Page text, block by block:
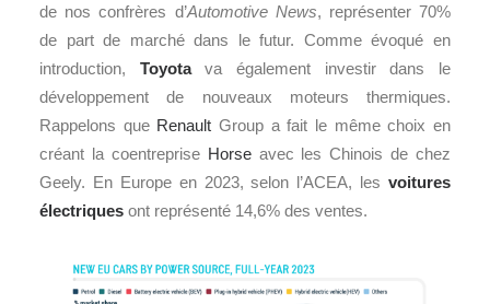
de nos confrères d’Automotive News, représenter 70%
de part de marché dans le futur. Comme évoqué en
introduction, Toyotava également investir dans le
développement de nouveaux moteurs thermiques.
Rappelons que Renault Group a fait le même choix en
créant la coentreprise Horseavec les Chinois de chez
Geely. En Europe en 2023, selon l’ACEA, les voitures
électriques ont représenté 14,6% des ventes.